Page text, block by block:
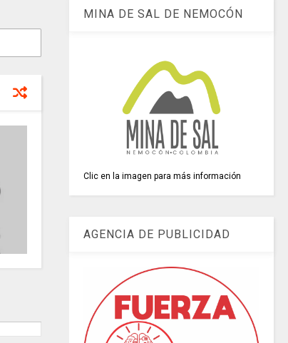
MINA DE SAL DE NEMOCÓN
Clic en la imagen para más información
AGENCIA DE PUBLICIDAD